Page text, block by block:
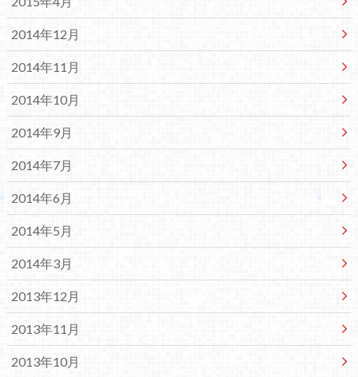
2014年12月
2014年11月
2014年10月
2014年9月
2014年7月
2014年6月
2014年5月
2014年3月
2013年12月
2013年11月
2013年10月